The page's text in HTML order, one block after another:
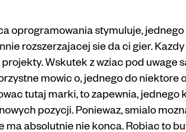
oprogramowania stymuluje,
rozszerzajacej sie da ci gier.
Wskutek z wziac pod uwage
mowic o, jednego do niektore
tutaj marki, to zapewnia, jednego
pozycji. Poniewaz, smialo
ma absolutnie nie konca. Robiac to